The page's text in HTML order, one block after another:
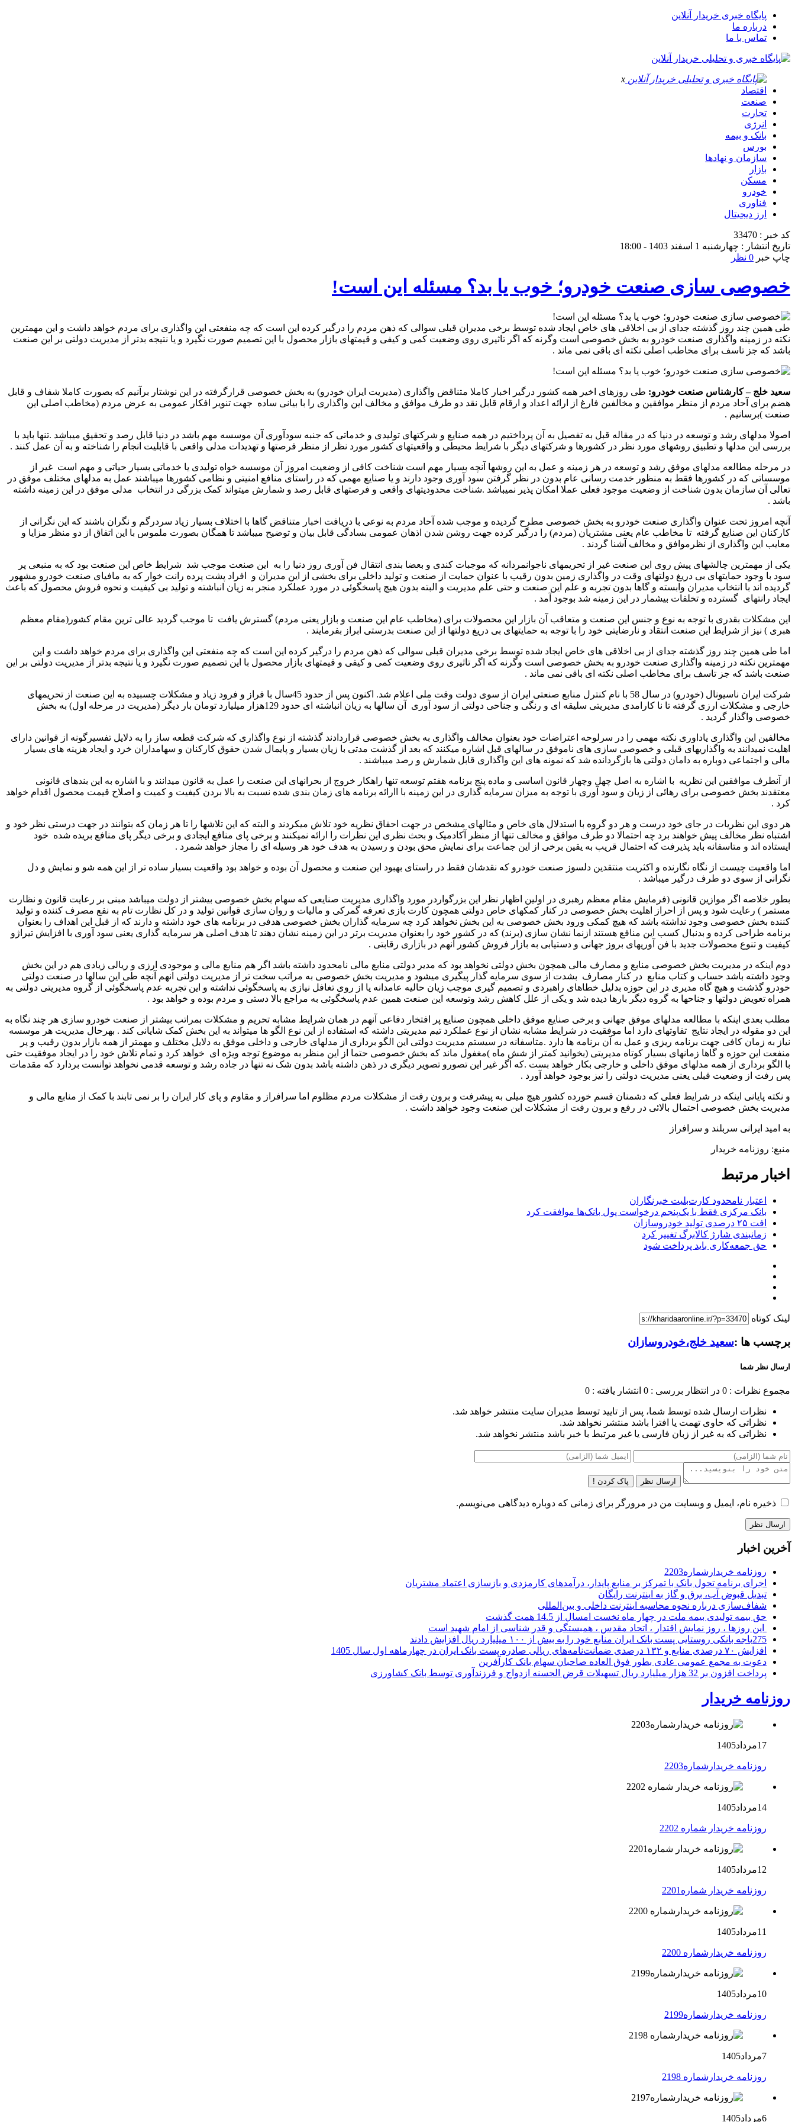
پایگاه خبری خریدار آنلاین
درباره ما
تماس با ما
x
اقتصاد
صنعت
تجارت
انرژی
بانک و بیمه
بورس
سازمان و نهادها
بازار
مسکن
خودرو
فناوری
ارز دیجیتال
کد خبر : 33470
تاریخ انتشار : چهارشنبه 1 اسفند 1403 - 18:00
چاپ خبر 0 نظر
خصوصی سازی صنعت خودرو؛ خوب یا بد؟ مسئله این است!
طی همین چند روز گذشته جدای از بی اخلاقی های خاص ایجاد شده توسط برخی مدیران قبلی سوالی که ذهن مردم را درگیر کرده این است که چه منفعتی این واگذاری برای مردم خواهد داشت و این مهمترین
نکته در زمینه واگذاری صنعت خودرو به بخش خصوصی است وگرنه که اگر تاثیری روی وضعیت کمی و کیفی و قیمتهای بازار محصول با این تصمیم صورت نگیرد و یا نتیجه بدتر از مدیریت دولتی بر این صنعت
باشد که جز تاسف برای مخاطب اصلی نکته ای باقی نمی ماند .
سعید خلج – کارشناس صنعت خودرو: طی روزهای اخیر همه کشور درگیر اخبار کاملا متناقض واگذاری (مدیریت ایران خودرو) به بخش خصوصی قرارگرفته در این نوشتار برآنیم که بصورت کاملا شفاف و قابل
هضم برای آحاد مردم از منظر موافقین و مخالفین فارغ از ارائه اعداد و ارقام قابل نقد دو طرف موافق و مخالف این واگذاری را با بیانی ساده جهت تنویر افکار عمومی به عرض مردم (مخاطب اصلی این
صنعت )برسانیم .
اصولا مدلهای رشد و توسعه در دنیا که در مقاله قبل به تفصیل به آن پرداختیم در همه صنایع و شرکتهای تولیدی و خدماتی که جنبه سودآوری آن موسسه مهم باشد در دنیا قابل رصد و تحقیق میباشد .تنها باید با
بررسی این مدلها و تطبیق روشهای مورد نظر در کشورها و شرکتهای دیگر با شرایط محیطی و واقعیتهای کشور مورد نظر از منظر فرصتها و تهدیدات مدلی واقعی با قابلیت انجام را شناخته و به آن عمل کنند .
در مرحله مطالعه مدلهای موفق رشد و توسعه در هر زمینه و عمل به این روشها آنچه بسیار مهم است شناخت کافی از وضعیت امروز آن موسسه خواه تولیدی یا خدماتی بسیار حیاتی و مهم است غیر از
موسساتی که در کشورها فقط به منظور خدمت رسانی عام بدون در نظر گرفتن سود آوری وجود دارند و یا صنایع مهمی که در راستای منافع امنیتی و نظامی کشورها میباشند عمل به مدلهای مختلف موفق در
تعالی آن سازمان بدون شناخت از وضعیت موجود فعلی عملا امکان پذیر نمیباشد .شناخت محدودیتهای واقعی و فرصتهای قابل رصد و شمارش میتواند کمک بزرگی در انتخاب مدلی موفق در این زمینه داشته
باشد .
آنچه امروز تحت عنوان واگذاری صنعت خودرو به بخش خصوصی مطرح گردیده و موجب شده آحاد مردم به نوعی با دریافت اخبار متناقض گاها با اختلاف بسیار زیاد سردرگم و نگران باشند که این نگرانی از
کارکنان این صنایع گرفته تا مخاطب عام یعنی مشتریان (مردم) را درگیر کرده جهت روشن شدن اذهان عمومی بسادگی قابل بیان و توضیح میباشد تا همگان بصورت ملموس با این اتفاق از دو منظر مزایا و
معایب این واگذاری از نظرموافق و مخالف آشنا گردند .
یکی از مهمترین چالشهای پیش روی این صنعت غیر از تحریمهای ناجوانمردانه که موجبات کندی و بعضا بندی انتقال فن آوری روز دنیا را به این صنعت موجب شد شرایط خاص این صنعت بود که به منبعی پر
سود با وجود حمایتهای بی دریغ دولتهای وقت در واگذاری زمین بدون رقیب با عنوان حمایت از صنعت و تولید داخلی برای بخشی از این مدیران و افراد پشت پرده رانت خوار که به مافیای صنعت خودرو مشهور
گردیده اند با انتخاب مدیران وابسته و گاها بدون تجربه و علم این صنعت و حتی علم مدیریت و البته بدون هیچ پاسخگوئی در مورد عملکرد منجر به زیان انباشته و تولید بی کیفیت و نحوه فروش محصول که باعث
ایجاد رانتهای گسترده و تخلفات بیشمار در این زمینه شد بوجود آمد .
این مشکلات بقدری با توجه به نوع و جنس این صنعت و متعاقب آن بازار این محصولات برای (مخاطب عام این صنعت و بازار یعنی مردم) گسترش یافت تا موجب گردید عالی ترین مقام کشور(مقام معظم
هبری ) نیز از شرایط این صنعت انتقاد و نارضایتی خود را با توجه به حمایتهای بی دریغ دولتها از این صنعت بدرستی ابراز بفرمایند .
اما طی همین چند روز گذشته جدای از بی اخلاقی های خاص ایجاد شده توسط برخی مدیران قبلی سوالی که ذهن مردم را درگیر کرده این است که چه منفعتی این واگذاری برای مردم خواهد داشت و این
مهمترین نکته در زمینه واگذاری صنعت خودرو به بخش خصوصی است وگرنه که اگر تاثیری روی وضعیت کمی و کیفی و قیمتهای بازار محصول با این تصمیم صورت نگیرد و یا نتیجه بدتر از مدیریت دولتی بر این
صنعت باشد که جز تاسف برای مخاطب اصلی نکته ای باقی نمی ماند .
شرکت ایران ناسیونال (خودرو) در سال 58 با نام کنترل منابع صنعتی ایران از سوی دولت وقت ملی اعلام شد. اکنون پس از حدود 45سال با فراز و فرود زیاد و مشکلات چسبیده به این صنعت از تحریمهای
خارجی و مشکلات ارزی گرفته تا نا کارامدی مدیریتی سلیقه ای و رنگی و جناحی دولتی از سود آوری آن سالها به زیان انباشته ای حدود 129هزار میلیارد تومان بار دیگر (مدیریت در مرحله اول) به بخش
خصوصی واگذار گردید .
مخالفین این واگذاری یاداوری نکته مهمی را در سرلوحه اعتراضات خود بعنوان مخالف واگذاری به بخش خصوصی قراردادند گذشته از نوع واگذاری که شرکت قطعه ساز را به دلایل تفسیرگونه از قوانین دارای
اهلیت نمیدانند به واگذاریهای قبلی و خصوصی سازی های ناموفق در سالهای قبل اشاره میکنند که بعد از گذشت مدتی با زیان بسیار و پایمال شدن حقوق کارکنان و سهامداران خرد و ایجاد هزینه های بسیار
مالی و اجتماعی دوباره به دامان دولتی ها بازگردانده شد که نمونه های این واگذاری قابل شمارش و رصد میباشند .
از آنطرف موافقین این نظریه با اشاره به اصل چهل وچهار قانون اساسی و ماده پنج برنامه هفتم توسعه تنها راهکار خروج از بحرانهای این صنعت را عمل به قانون میدانند و با اشاره به این بندهای قانونی
معتقدند بخش خصوصی برای رهائی از زیان و سود آوری با توجه به میزان سرمایه گذاری در این زمینه با اارائه برنامه های زمان بندی شده نسبت به بالا بردن کیفیت و کمیت و اصلاح قیمت محصول اقدام خواهد
کرد .
هر دوی این نظریات در جای خود درست و هر دو گروه با استدلال های خاص و مثالهای مشخص در جهت احقاق نظریه خود تلاش میکردند و البته که این تلاشها را تا هر زمان که بتوانند در جهت درستی نظر خود و
اشتباه نظر مخالف پیش خواهند برد چه احتمالا دو طرف موافق و مخالف تنها از منظر آکادمیک و بحث نظری این نظرات را ارائه نمیکنند و برخی پای منافع ایجادی و برخی دیگر پای منافع بریده شده خود
ایستاده اند و متاسفانه باید پذیرفت که احتمال قریب به یقین برخی از این جماعت برای نمایش محق بودن و رسیدن به هدف خود هر وسیله ای را مجاز خواهد شمرد .
اما واقعیت چیست از نگاه نگارنده و اکثریت منتقدین دلسوز صنعت خودرو که نقدشان فقط در راستای بهبود این صنعت و محصول آن بوده و خواهد بود واقعیت بسیار ساده تر از این همه شو و نمایش و دل
نگرانی از سوی دو طرف درگیر میباشد .
بطور خلاصه اگر موازین قانونی (فرمایش مقام معظم رهبری در اولین اظهار نظر این بزرگواردر مورد واگذاری مدیریت صنایعی که سهام بخش خصوصی بیشتر از دولت میباشد مبنی بر رعایت قانون و نظارت
مستمر ) رعایت شود و پس از احراز اهلیت بخش خصوصی در کنار کمکهای خاص دولتی همچون کارت بازی تعرفه گمرکی و مالیات و روان سازی قوانین تولید و در کل نظارت تام به نفع مصرف کننده و تولید
کننده بخش خصوصی وجود نداشته باشد که هیچ کمکی ورود بخش خصوصی به این بخش نخواهد کرد چه سرمایه گذاران بخش خصوصی هدفی در برنامه های خود داشته و دارند که از قبل این اهداف را بعنوان
برنامه طراحی کرده و بدنبال کسب این منافع هستند ازنما نشان سازی (برند) که در کشور خود را بعنوان مدیریت برتر در این زمینه نشان دهند تا هدف اصلی هر سرمایه گذاری یعنی سود آوری با افزایش تیراژو
کیفیت و تنوع محصولات جدید با فن آوریهای بروز جهانی و دستیابی به بازار فروش کشور آنهم در بازاری رقابتی .
دوم اینکه در مدیریت بخش خصوصی منابع و مصارف مالی همچون بخش دولتی نخواهد بود که مدیر دولتی منابع مالی نامحدود داشته باشد اگر هم منابع مالی و موجودی ارزی و ریالی زیادی هم در این بخش
وجود داشته باشد حساب و کتاب منابع در کنار مصارف بشدت از سوی سرمایه گذار پیگیری میشود و مدیریت بخش خصوصی به مراتب سخت تر از مدیریت دولتی انهم آنچه طی این سالها در صنعت دولتی
خودرو گذشت و هیچ گاه مدیری در این حوزه بدلیل خطاهای راهبردی و تصمیم گیری موجب زیان حالیه عامدانه یا از روی تغافل نیازی به پاسخگوئی نداشته و این تجربه عدم پاسخگوئی از گروه مدیریتی دولتی به
همراه تعویض دولتها و جناحها به گروه دیگر بارها دیده شد و یکی از علل کاهش رشد وتوسعه این صنعت همین عدم پاسخگوئی به مراجع بالا دستی و مردم بوده و خواهد بود .
مطلب بعدی اینکه با مطالعه مدلهای موفق جهانی و برخی صنایع موفق داخلی همچون صنایع پر افتخار دفاعی آنهم در همان شرایط مشابه تحریم و مشکلات بمراتب بیشتر از صنعت خودرو سازی هر چند نگاه به
این دو مقوله در ایجاد نتایج تفاوتهای دارد اما موفقیت در شرایط مشابه نشان از نوع عملکرد تیم مدیریتی داشته که استفاده از این نوع الگو ها میتواند به این بخش کمک شایانی کند . بهرحال مدیریت هر موسسه
نیاز به زمان کافی جهت برنامه ریزی و عمل به آن برنامه ها دارد .متاسفانه در سیستم مدیریت دولتی این الگو برداری از مدلهای خارجی و داخلی موفق به دلایل مختلف و مهمتر از همه بازار بدون رقیب و پر
منفعت این حوزه و گاها زمانهای بسیار کوتاه مدیریتی (بخوانید کمتر از شش ماه )مغفول ماند که بخش خصوصی حتما از این منظر به موضوع توجه ویژه ای خواهد کرد و تمام تلاش خود را در ایجاد موفقیت حتی
با الگو برداری از همه مدلهای موفق داخلی و خارجی بکار خواهد بست .که اگر غیر این تصورو تصویر دیگری در ذهن داشته باشد بدون شک نه تنها در جاده رشد و توسعه قدمی نخواهد توانست بردارد که مقدمات
پس رفت از وضعیت قبلی یعنی مدیریت دولتی را نیز بوجود خواهد آورد .
و نکته پایانی اینکه در شرایط فعلی که دشمنان قسم خورده کشور هیچ میلی به پیشرفت و برون رفت از مشکلات مردم مظلوم اما سرافراز و مقاوم و پای کار ایران را بر نمی تابند با کمک از منابع مالی و
مدیریت بخش خصوصی احتمال بالائی در رفع و برون رفت از مشکلات این صنعت وجود خواهد داشت .
به امید ایرانی سربلند و سرافراز
منبع: روزنامه خریدار
اخبار مرتبط
اعتبار نامحدود کارت‌بلیت خبرنگاران
بانک مرکزی فقط با یک‌‎پنجم درخواست پول بانک‌ها موافقت کرد
افت ۲۵ درصدی تولید خودروسازان
زمانبندی شارژ کالابرگ تغییر کرد
حق جمعه‌کاری باید پرداخت شود
لینک کوتاه
برچسب ها :سعید خلج،خودروسازان
ارسال نظر شما
مجموع نظرات : 0 در انتظار بررسی : 0 انتشار یافته : 0
نظرات ارسال شده توسط شما، پس از تایید توسط مدیران سایت منتشر خواهد شد.
نظراتی که حاوی تهمت یا افترا باشد منتشر نخواهد شد.
نظراتی که به غیر از زبان فارسی یا غیر مرتبط با خبر باشد منتشر نخواهد شد.
ارسال نظر پاک کردن !
ذخیره نام، ایمیل و وبسایت من در مرورگر برای زمانی که دوباره دیدگاهی می‌نویسم.
آخرین اخبار
روزنامه خریدارشماره2203
اجرای برنامه تحول بانک با تمرکز بر منابع پایدار، درآمدهای کارمزدی و بازسازی اعتماد مشتریان
تبدیل قبوض آب، برق و گاز به اینترنت رایگان
شفاف‌سازی درباره نحوه محاسبه اینترنت داخلی و بین‌المللی
حق بیمه تولیدی بیمه ملت در چهار ماه نخست امسال از 14.5 همت گذشت
این روزها ، روز نمایش اقتدار ، اتحاد مقدس ، همبستگی و قدر شناسی از امام شهید است
275باجه بانکی روستایی پست بانک ایران منابع خود را به بیش از ۱۰۰ میلیارد ریال افزایش دادند
افزایش ۷۰ درصدی منابع و ۱۳۲ درصدی ضمانت‌نامه‌های ریالی صادره پست بانک ایران در چهارماهه اول سال 1405
دعوت به مجمع عمومی عادی بطور فوق العاده صاحبان سهام بانک کارآفرین
پرداخت افزون بر 32 هزار میلیارد ریال تسهیلات قرض الحسنه ازدواج و فرزندآوری توسط بانک کشاورزی
روزنامه خریدار
17مرداد1405
روزنامه خریدارشماره2203
14مرداد1405
روزنامه خریدار شماره 2202
12مرداد1405
روزنامه خریدار شماره2201
11مرداد1405
روزنامه خریدارشماره 2200
10مرداد1405
روزنامه خریدارشماره2199
7مرداد1405
روزنامه خریدارشماره 2198
6مرداد1405